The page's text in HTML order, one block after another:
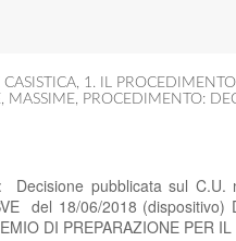
, 1. IL
, MASSIME, PROCEDIMENTO:
Decisione pubblicata sul
del 18/06/2018 (dispositivo)
DI PREPARAZIONE PER